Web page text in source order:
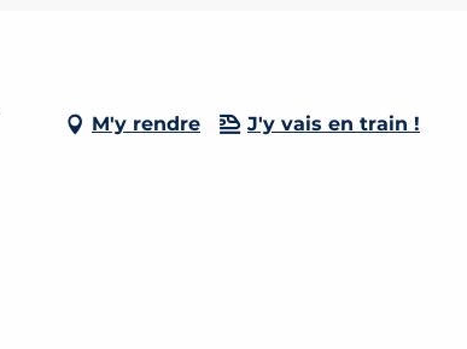
M'y rendre J'y vais en train !